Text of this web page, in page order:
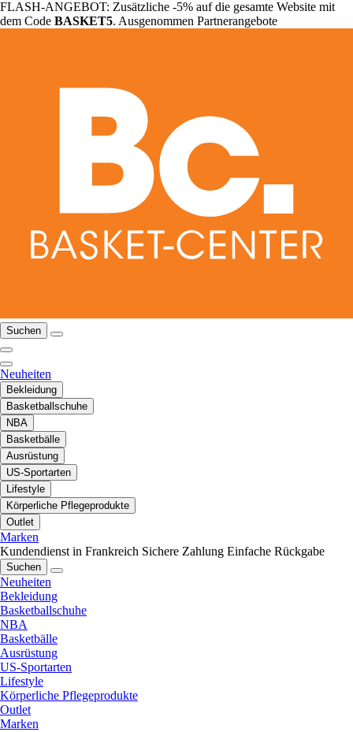
FLASH-ANGEBOT: Zusätzliche -5% auf die gesamte Website mit
dem Code BASKET5. Ausgenommen Partnerangebote
Suchen
Neuheiten
Bekleidung
Basketballschuhe
NBA
Basketbälle
Ausrüstung
US-Sportarten
Lifestyle
Körperliche Pflegeprodukte
Outlet
Marken
Kundendienst in Frankreich Sichere Zahlung Einfache Rückgabe
Suchen
Neuheiten
Bekleidung
Basketballschuhe
NBA
Basketbälle
Ausrüstung
US-Sportarten
Lifestyle
Körperliche Pflegeprodukte
Outlet
Marken